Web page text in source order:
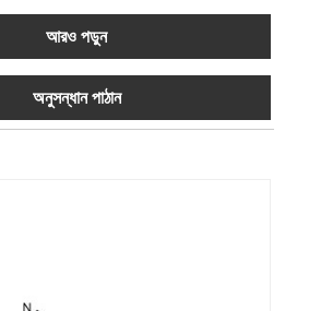
আরও পড়ুন
অনুসন্ধান পাঠান